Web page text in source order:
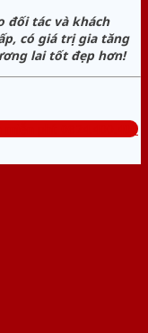
đối tác và khách
có giá trị gia tăng
lai tốt đẹp hơn!
phí: 0824.400.400